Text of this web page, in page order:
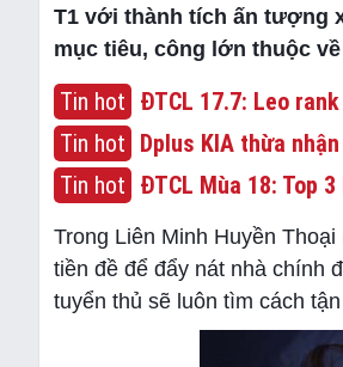
T1 với thành tích ấn tượng
mục tiêu, công lớn thuộc
Tin hot ĐTCL 17.7: Leo
Tin hot Dplus KIA thừa
Tin hot ĐTCL Mùa 18: Top
Trong Liên Minh Huyền
tiền đề để đẩy nát nhà chính
tuyển thủ sẽ luôn tìm cách